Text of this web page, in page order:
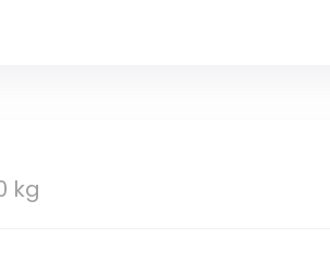
kg